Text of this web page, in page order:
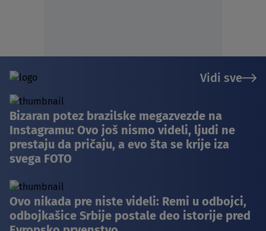
Vidi sve
Bizaran potez brazilske megazvezde na
Instagramu: Ovo još nismo videli, ljudi ne
prestaju da pričaju, a evo šta se krije iza
svega FOTO
Ovo nikada pre niste videli: Remi u odbojci,
odbojkašice Srbije postale deo istorije pred